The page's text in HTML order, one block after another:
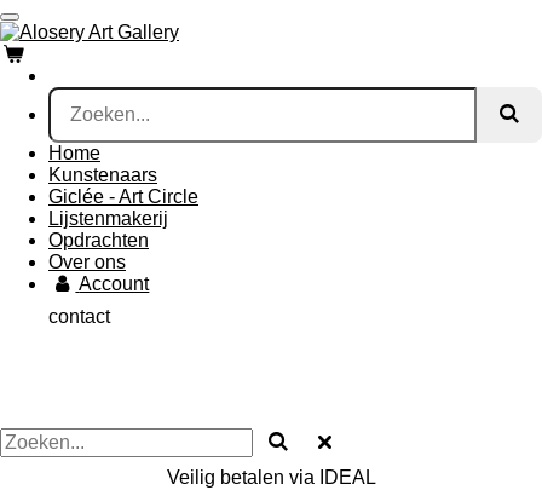
Ga
direct
naar
de
hoofdinhoud
Home
Kunstenaars
Giclée - Art Circle
Lijstenmakerij
Opdrachten
Over ons
Account
contact
Veilig betalen via IDEAL